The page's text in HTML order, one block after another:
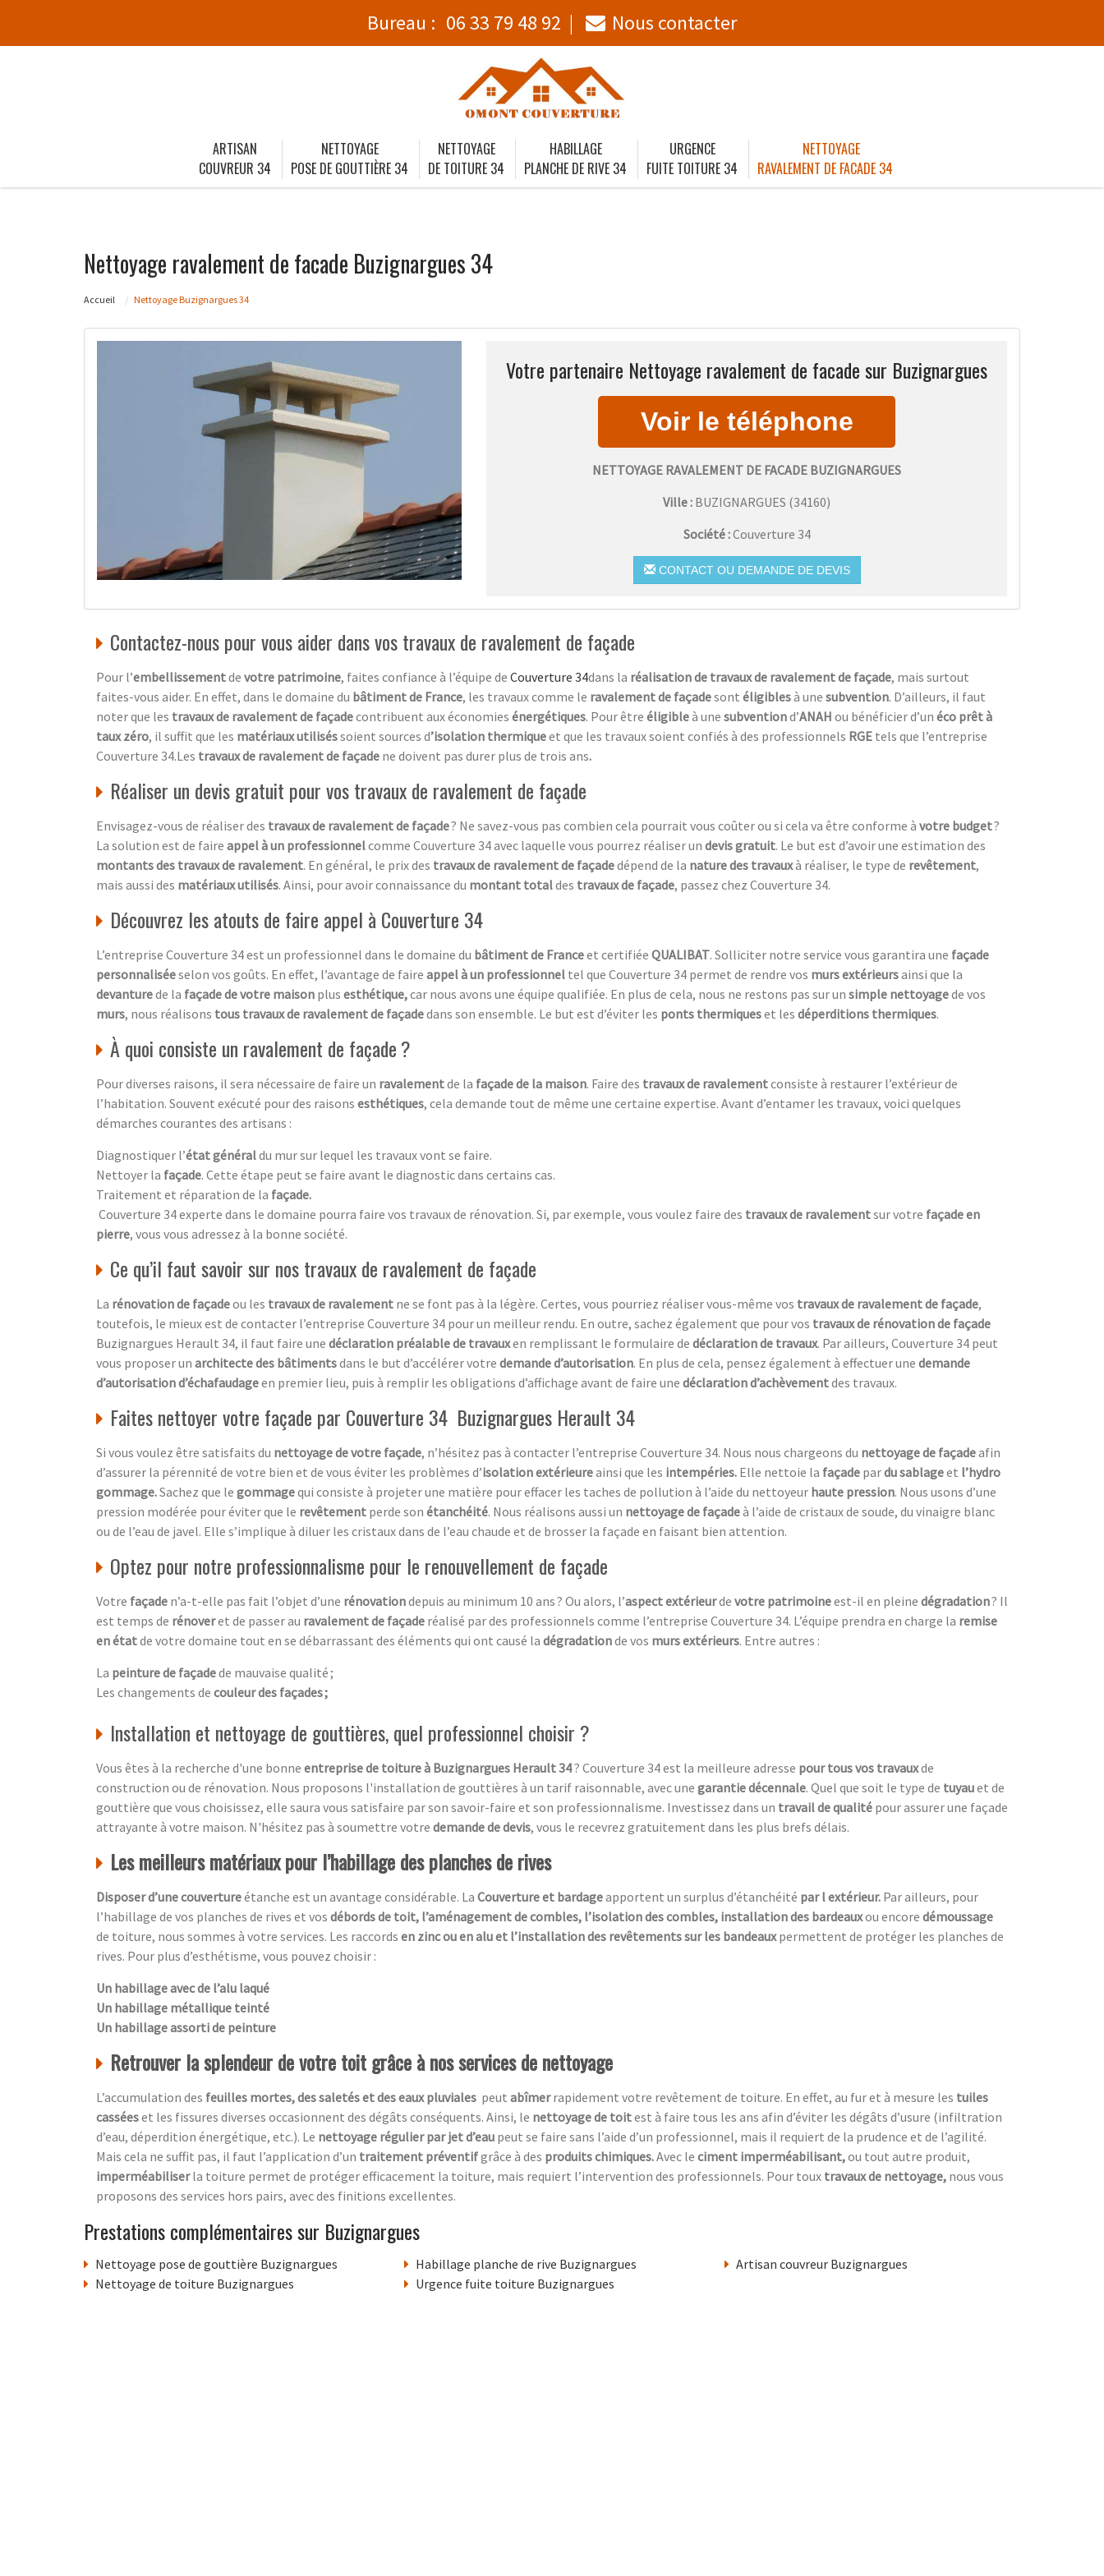
Bureau : 06 33 79 48 92 Nous contacter
ARTISAN
COUVREUR 34
NETTOYAGE
POSE DE GOUTTIÈRE 34
NETTOYAGE
DE TOITURE 34
HABILLAGE
PLANCHE DE RIVE 34
URGENCE
FUITE TOITURE 34
NETTOYAGE
RAVALEMENT DE FACADE 34
Nettoyage ravalement de facade Buzignargues 34
Accueil Nettoyage Buzignargues 34
Votre partenaire Nettoyage ravalement de facade sur Buzignargues
NETTOYAGE RAVALEMENT DE FACADE BUZIGNARGUES
Ville : BUZIGNARGUES (34160)
Société :Couverture 34
CONTACT OU DEMANDE DE DEVIS
Contactez-nous pour vous aider dans vos travaux de ravalement de façade
Pour l’embellissementde votre patrimoine, faites confiance à l’équipe de Couverture 34dans la réalisation de travaux de ravalement de façade, mais surtout
faites-vous aider. En effet, dans le domaine du bâtiment de France, les travaux comme le ravalement de façadesont éligiblesà une subvention. D’ailleurs, il faut
noter que les travaux de ravalement de façadecontribuent aux économies énergétiques. Pour être éligibleà une subventiond’ANAH ou bénéficier d’un éco prêt à
taux zéro, il suffit que les matériaux utiliséssoient sources d’isolation thermiqueet que les travaux soient confiés à des professionnels RGE tels que l’entreprise
Couverture 34.Les travaux de ravalement de façade ne doivent pas durer plus de trois ans.
Réaliser un devis gratuit pour vos travaux de ravalement de façade
Envisagez-vous de réaliser des travaux de ravalement de façade? Ne savez-vous pas combien cela pourrait vous coûter ou si cela va être conforme à votre budget?
La solution est de faire appel à un professionnelcomme Couverture 34 avec laquelle vous pourrez réaliser un devis gratuit. Le but est d’avoir une estimation des
montants des travaux de ravalement. En général, le prix des travaux de ravalement de façadedépend de la nature des travauxà réaliser, le type de revêtement,
mais aussi des matériaux utilisés. Ainsi, pour avoir connaissance du montant totaldes travaux de façade, passez chez Couverture 34.
Découvrez les atouts de faire appel à Couverture 34
L’entreprise Couverture 34 est un professionnel dans le domaine du bâtiment de Franceet certifiée QUALIBAT. Solliciter notre service vous garantira une façade
personnaliséeselon vos goûts. En effet, l’avantage de faire appel à un professionnel tel que Couverture 34 permet de rendre vos murs extérieursainsi que la
devanturede la façade de votre maison plus esthétique,car nous avons une équipe qualifiée. En plus de cela, nous ne restons pas sur un simple nettoyagede vos
murs, nous réalisons tous travaux de ravalement de façadedans son ensemble. Le but est d’éviter les ponts thermiqueset les déperditions thermiques.
À quoi consiste un ravalement de façade ?
Pour diverses raisons, il sera nécessaire de faire un ravalementde la façade de la maison. Faire des travaux de ravalementconsiste à restaurer l’extérieur de
l’habitation. Souvent exécuté pour des raisons esthétiques, cela demande tout de même une certaine expertise. Avant d’entamer les travaux, voici quelques
démarches courantes des artisans :
Diagnostiquer l’état généraldu mur sur lequel les travaux vont se faire.
Nettoyer la façade. Cette étape peut se faire avant le diagnostic dans certains cas.
Traitement et réparation de la façade.
Couverture 34 experte dans le domaine pourra faire vos travaux de rénovation. Si, par exemple, vous voulez faire des travaux de ravalementsur votre façade en
pierre, vous vous adressez à la bonne société.
Ce qu’il faut savoir sur nos travaux de ravalement de façade
La rénovation de façadeou les travaux de ravalement ne se font pas à la légère. Certes, vous pourriez réaliser vous-même vos travaux de ravalement de façade,
toutefois, le mieux est de contacter l’entreprise Couverture 34 pour un meilleur rendu. En outre, sachez également que pour vos travaux de rénovation de façade
Buzignargues Herault 34, il faut faire une déclaration préalable de travauxen remplissant le formulaire de déclaration de travaux. Par ailleurs, Couverture 34 peut
vous proposer un architecte des bâtimentsdans le but d’accélérer votre demande d’autorisation. En plus de cela, pensez également à effectuer une demande
d’autorisation d’échafaudageen premier lieu, puis à remplir les obligations d’affichage avant de faire une déclaration d’achèvementdes travaux.
Faites nettoyer votre façade par Couverture 34 Buzignargues Herault 34
Si vous voulez être satisfaits du nettoyage de votre façade, n’hésitez pas à contacter l’entreprise Couverture 34. Nous nous chargeons du nettoyage de façadeafin
d’assurer la pérennité de votre bien et de vous éviter les problèmes d’isolation extérieureainsi que les intempéries. Elle nettoie la façade pardu sablageet l’hydro
gommage.Sachez que le gommagequi consiste à projeter une matière pour effacer les taches de pollution à l’aide du nettoyeur haute pression. Nous usons d’une
pression modérée pour éviter que le revêtement perde son étanchéité. Nous réalisons aussi un nettoyage de façadeà l’aide de cristaux de soude, du vinaigre blanc
ou de l’eau de javel. Elle s’implique à diluer les cristaux dans de l’eau chaude et de brosser la façade en faisant bien attention.
Optez pour notre professionnalisme pour le renouvellement de façade
Votre façade n’a-t-elle pas fait l’objet d’une rénovationdepuis au minimum 10 ans ? Ou alors, l’aspect extérieurde votre patrimoineest-il en pleine dégradation? Il
est temps de rénoveret de passer au ravalement de façade réalisé par des professionnels comme l’entreprise Couverture 34. L’équipe prendra en charge la remise
en étatde votre domaine tout en se débarrassant des éléments qui ont causé la dégradationde vos murs extérieurs. Entre autres :
La peinture de façadede mauvaise qualité ;
Les changements de couleur des façades ;
Installation et nettoyage de gouttières, quel professionnel choisir ?
Vous êtes à la recherche d'une bonne entreprise de toiture à Buzignargues Herault 34? Couverture 34 est la meilleure adresse pour tous vos travauxde
construction ou de rénovation. Nous proposons l'installation de gouttières à un tarif raisonnable, avec une garantie décennale. Quel que soit le type de tuyauet de
gouttière que vous choisissez, elle saura vous satisfaire par son savoir-faire et son professionnalisme. Investissez dans un travail de qualité pour assurer une façade
attrayante à votre maison. N'hésitez pas à soumettre votre demande de devis, vous le recevrez gratuitement dans les plus brefs délais.
Les meilleurs matériaux pour l’habillage des planches de rives
Disposer d’une couvertureétanche est un avantage considérable. La Couverture et bardageapportent un surplus d’étanchéité par l extérieur. Par ailleurs, pour
l’habillage de vos planches de rives et vos débords de toit, l’aménagement de combles, l’isolation des combles, installation des bardeauxou encore démoussage
de toiture, nous sommes à votre services. Les raccords en zinc ou en alu et l’installation des revêtements sur les bandeauxpermettent de protéger les planches de
rives. Pour plus d’esthétisme, vous pouvez choisir :
Un habillage avec de l’alu laqué
Un habillage métallique teinté
Un habillage assorti de peinture
Retrouver la splendeur de votre toit grâce à nos services de nettoyage
L’accumulation des feuilles mortes, des saletés et des eaux pluviales peut abîmerrapidement votre revêtement de toiture. En effet, au fur et à mesure les tuiles
casséeset les fissures diverses occasionnent des dégâts conséquents. Ainsi, le nettoyage de toitest à faire tous les ans afin d’éviter les dégâts d’usure (infiltration
d’eau, déperdition énergétique, etc.). Le nettoyage régulier par jet d’eau peut se faire sans l’aide d’un professionnel, mais il requiert de la prudence et de l’agilité.
Mais cela ne suffit pas, il faut l’application d’un traitement préventifgrâce à des produits chimiques.Avec le ciment imperméabilisant,ou tout autre produit,
imperméabiliserla toiture permet de protéger efficacement la toiture, mais requiert l’intervention des professionnels. Pour toux travaux de nettoyage, nous vous
proposons des services hors pairs, avec des finitions excellentes.
Prestations complémentaires sur Buzignargues
Nettoyage pose de gouttière Buzignargues
Nettoyage de toiture Buzignargues
Habillage planche de rive Buzignargues
Urgence fuite toiture Buzignargues
Artisan couvreur Buzignargues